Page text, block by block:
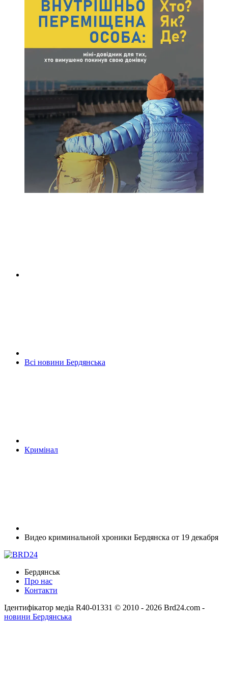
Всі новини Бердянська
Кримінал
Видео криминальной хроники Бердянска от 19 декабря
Бердянськ
Про нас
Контакти
Ідентифікатор медіа R40-01331 © 2010 - 2026 Brd24.com -
новини Бердянська